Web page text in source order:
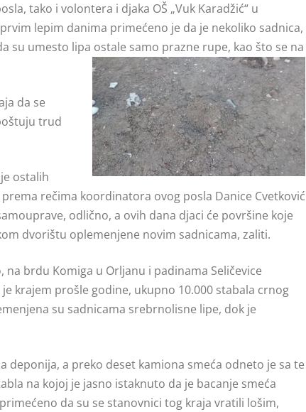
tako i volontera i djaka OŠ „Vuk Karadžić“ u
lepim danima primećeno je da je nekoliko sadnica,
su umesto lipa ostale samo prazne rupe, kao što se na
da se
trud
ostalih
prema rečima koordinatora ovog posla Danice Cvetković
odlično, a ovih dana djaci će površine koje
dvorištu oplemenjene novim sadnicama, zaliti.
na brdu Komiga u Orljanu i padinama Seličevice
krajem prošle godine, ukupno 10.000 stabala crnog
su sadnicama srebrnolisne lipe, dok je
a preko deset kamiona smeća odneto je sa te
na kojoj je jasno istaknuto da je bacanje smeća
da su se stanovnici tog kraja vratili lošim,